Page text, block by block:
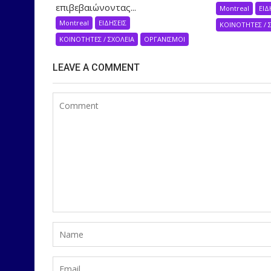
επιβεβαιώνοντας...
Montreal
ΕΙΔΗΣΕΙΣ
ΚΟΙΝΟΤΗΤΕΣ / ΣΧΟΛΕΙΑ
ΟΡΓΑΝΙΣΜΟΙ
Montreal
ΚΟΙΝΟΤΗΤΕΣ /
LEAVE A COMMENT